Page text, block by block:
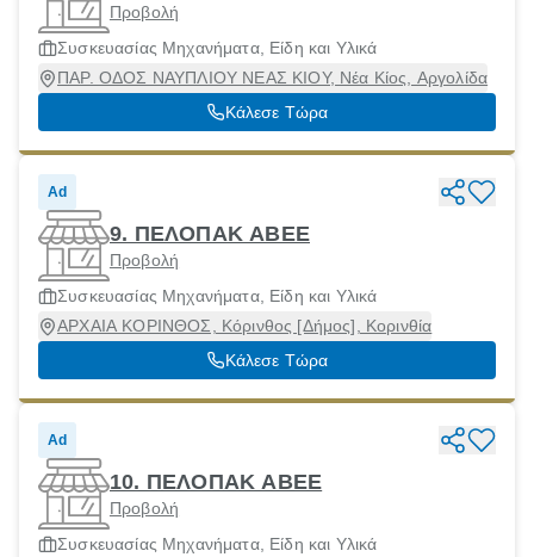
Προβολή
Συσκευασίας Μηχανήματα, Είδη και Υλικά
ΠΑΡ. ΟΔΟΣ ΝΑΥΠΛΙΟΥ ΝΕΑΣ ΚΙΟΥ, Νέα Κίος, Αργολίδα
Κάλεσε Τώρα
Ad
9. ΠΕΛΟΠΑΚ ΑΒΕΕ
Προβολή
Συσκευασίας Μηχανήματα, Είδη και Υλικά
ΑΡΧΑΙΑ ΚΟΡΙΝΘΟΣ, Κόρινθος [Δήμος], Κορινθία
Κάλεσε Τώρα
Ad
10. ΠΕΛΟΠΑΚ ΑΒΕΕ
Προβολή
Συσκευασίας Μηχανήματα, Είδη και Υλικά